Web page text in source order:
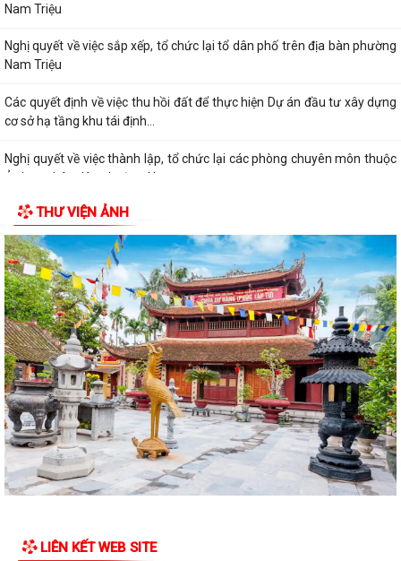
Nam Triệu
Nghị quyết về việc sắp xếp, tổ chức lại tổ dân phố trên địa bàn phường
Nam Triệu
Các quyết định về việc thu hồi đất để thực hiện Dự án đầu tư xây dựng
cơ sở hạ tầng khu tái định...
Nghị quyết về việc thành lập, tổ chức lại các phòng chuyên môn thuộc
Ủy ban nhân dân phường Nam...
Điện lực Thủy Nguyên triển khai thanh toán tiền điện không dùng tiền
mặt trên địa bàn Điện lực Thủy...
Đề nghị hỗ trợ giới thiệu nguồn hiện vật và kết nối thân nhân liệt sĩ, cựu
chiến binh phục vụ cuộc...
Quyết định về việc phê duyệt giá đất cụ thể; phương án bồi thường bồi
thường, hỗ trợ, tái định cư...
Quyết định về việc thu hồi đất để thực hiện Dự án đầu tư xây dựng cơ
sở hạ tầng khu tái định cư tại...
Quyết định về việc thu hồi đất để thực hiện Dự án đầu tư xây dựng cơ
sở hạ tầng khu tái định cư tại...
Quyết định về việc thu hồi đất để thực hiện Dự án đầu tư xây dựng cơ
Thông báo tuyển dụng người lao động đi làm việc tại Đài Loan theo
THƯ VIỆN ẢNH
LIÊN KẾT WEB SITE